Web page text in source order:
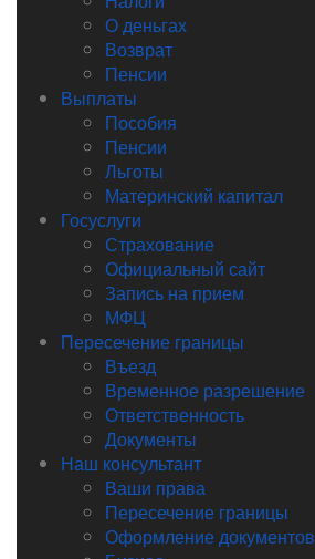
О деньгах
Возврат
Пенсии
Выплаты
Пособия
Пенсии
Льготы
Материнский капитал
Госуслуги
Страхование
Официальный сайт
Запись на прием
МФЦ
Пересечение границы
Въезд
Временное разрешение
Ответственность
Документы
Наш консультант
Ваши права
Пересечение границы
Оформление документов